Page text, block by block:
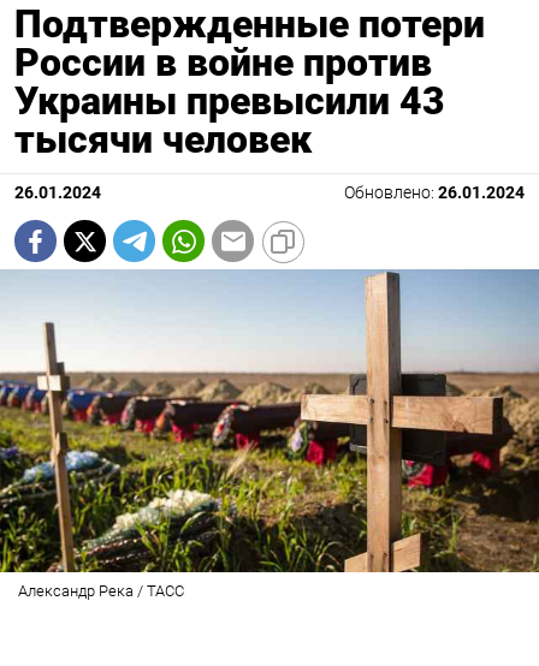
Подтвержденные потери
России в войне против
Украины превысили 43
тысячи человек
26.01.2024 Обновлено: 26.01.2024
Александр Река / ТАСС